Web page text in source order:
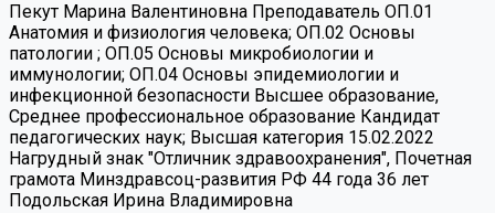
Пекут Марина Валентиновна Преподаватель ОП.01
Анатомия и физиология человека; ОП.02 Основы
патологии ; ОП.05 Основы микробиологии и
иммунологии; ОП.04 Основы эпидемиологии и
инфекционной безопасности Высшее образование,
Среднее профессиональное образование Кандидат
педагогических наук; Высшая категория 15.02.2022
Нагрудный знак "Отличник здравоохранения", Почетная
грамота Минздравсоц-развития РФ 44 года 36 лет
Подольская Ирина Владимировна